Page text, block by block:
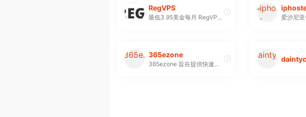
RegVPS
最低3.95美金每月 RegVPS是一家提供中欧和美国的高质量且低成本VPS服务器的商家。他们的服务包括：Linux VPS、Private VPS 和专用服务器。RegVPS保证99.9%的正常运行时间，并提供24/7全天候支持。他们的服务器采用硬件虚拟化技术，使用高性能的Intel Xeon处理器和RAID10阵列，确保了服务器的稳定性和数据的安全性 爱沙尼
365ezone
365ezone 旨在提供快速、可靠且经济高效的托管服务